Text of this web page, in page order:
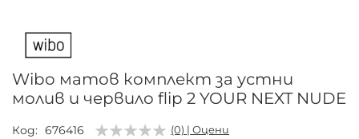
към
началото
галерия
със
снимки
Wibo матов комплект за устни
молив и червило flip 2 YOUR NEXT NUDE
Код 676416 (0) | Оцени